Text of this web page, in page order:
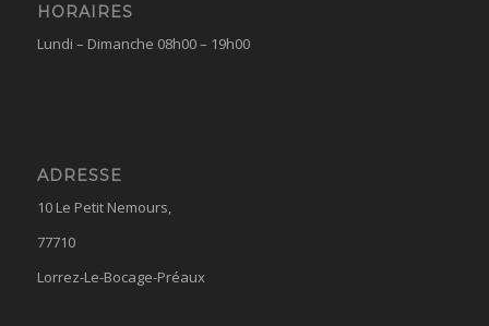
HORAIRES
Lundi – Dimanche 08h00 – 19h00
ADRESSE
10 Le Petit Nemours,
77710
Lorrez-Le-Bocage-Préaux